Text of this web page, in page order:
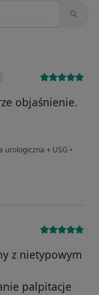
objaśnienie.
urologiczna + USG •
z nietypowym
palpitacje